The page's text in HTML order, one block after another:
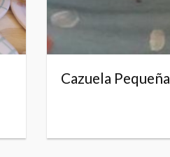
Cazuela Pequeña